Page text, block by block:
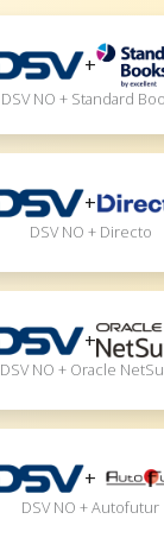
+
DSV NO + Standard
+
DSV NO + Directo
+
DSV NO + Oracle
+
DSV NO + Autofutur